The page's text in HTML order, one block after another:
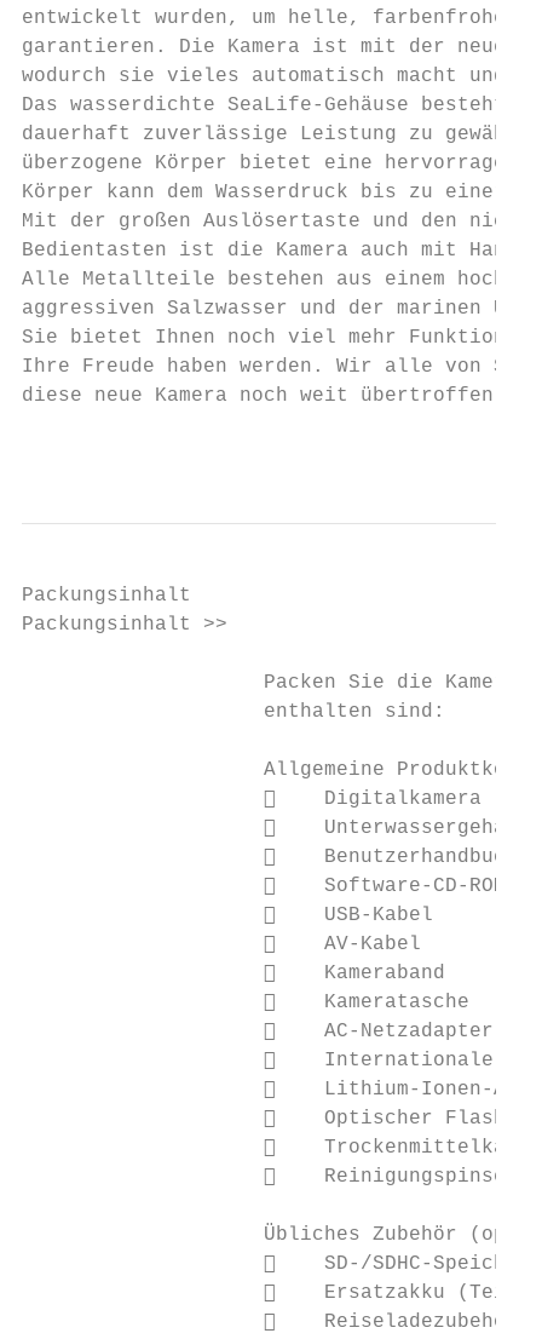
entwickelt wurden, um helle, farbenfrohe
garantieren. Die Kamera ist mit der
wodurch sie vieles automatisch macht und
Das wasserdichte SeaLife-Gehäuse besteht
dauerhaft zuverlässige Leistung zu
überzogene Körper bietet eine
Körper kann dem Wasserdruck bis zu einer
Mit der großen Auslösertaste und den
Bedientasten ist die Kamera auch mit
Alle Metallteile bestehen aus einem
aggressiven Salzwasser und der marinen
Sie bietet Ihnen noch viel mehr Funktionen
Ihre Freude haben werden. Wir alle von
diese neue Kamera noch weit übertroffen
Packungsinhalt
Packungsinhalt >>
Packen Sie die Kamera
                    enthalten sind:
Allgemeine
                        Digitalkamera

    Benutzerhandbuch
                        Software-CD-ROM
                        USB-Kabel
                        AV-Kabel
                        Kameraband
                        Kameratasche
                        AC-Netzadapter
    Internationale
                        Lithium-Ionen-Akku
    Optischer Flash

    Reinigungspinsel
Übliches Zubehör
    SD-/SDHC-
    Ersatzakku (Teil
    Reiseladezubehör